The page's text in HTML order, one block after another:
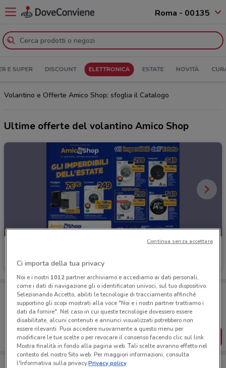
Roma - 00135
E SUPER DISCOUNT ELETTRONICA ESTATE NOVITÀ
Volantino e Offerte Amico Shop: sfoglia il Catalogo
Ultime offerte del volantino Amico Shop
Scade il 31/08
Porta DoveConviene sempre con te!
Puoi trovare le migliori offerte dei negozi vicino a te,
salvarle e creare la tua lista del risparmio, comodamente
dal tuo cellulare.
SCARICA L’APP
Ci importa della tua privacy
Noi e i nostri 1012partner archiviamo e accediamo ai dati personali,
come i dati di navigazione gli o identificatori univoci, sul tuo dispositivo.
Selezionando Accetto, abiliti le tecnologie di tracciamento affinché
supportino gli scopi mostrati alla voce "Noi e i nostri partner trattiamo i
dati da fornire". Nel caso in cui queste tecnologie dovessero essere
disabilitate, alcuni contenuti e annunci visualizzati potrebbero non
essere rilevanti. Puoi accedere nuovamente a questo menu per
modificare le tue scelte o per revocare il consenso facendo clic sul link
Mostra finalità in fondo alla pagina web. Tali scelte avranno effetto nel
contesto del nostro Sito web. Per maggiori informazioni, consulta
l'Informativa sulla privacy.Privacy policy
Continua senza accettare